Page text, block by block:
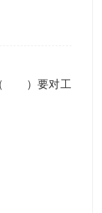
（ ）要对工